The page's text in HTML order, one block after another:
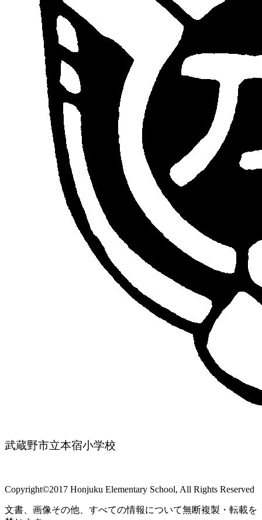
武蔵野市立本宿小学校
Copyright©2017 Honjuku Elementary School, All Rights Reserved
文書、画像その他、すべての情報について無断複製・転載を